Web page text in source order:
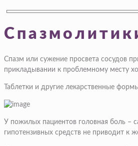
Спазм или сужение просвета сосудов
прикладывании к проблемному месту
Таблетки и другие лекарственные
У пожилых пациентов головная боль –
гипотензивных средств не приводит к